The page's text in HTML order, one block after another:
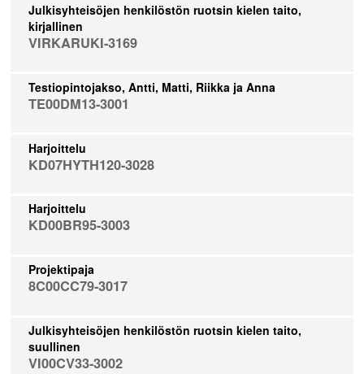
Julkisyhteisöjen henkilöstön ruotsin kielen taito,
kirjallinen
VIRKARUKI-3169
Testiopintojakso, Antti, Matti, Riikka ja Anna
TE00DM13-3001
Harjoittelu
KD07HYTH120-3028
Harjoittelu
KD00BR95-3003
Projektipaja
8C00CC79-3017
Julkisyhteisöjen henkilöstön ruotsin kielen taito,
suullinen
VI00CV33-3002